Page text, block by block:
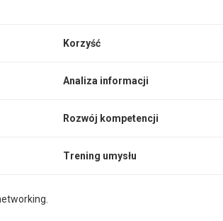
Korzyść
Analiza informacji
Rozwój kompetencji
Trening umysłu